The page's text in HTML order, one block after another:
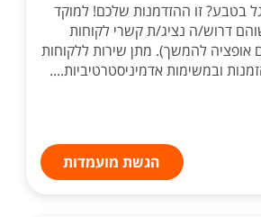
בטבע? זו ההזדמנות שלכם! למוקד
דרוש/ה נציג/ת קשרי לקוחות
להמשך). מתן שירות ללקוחות
ובמשימות אדמיניסטרטיביות....
הגשת מועמדות